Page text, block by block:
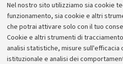
Nel nostro sito utilizziamo sia cookie
funzionamento, sia cookie e altri
che potrai attivare solo con il tuo
Cookie e altri strumenti di
analisi statistiche, misure sull'efficacia
istituzionale e analisi dei